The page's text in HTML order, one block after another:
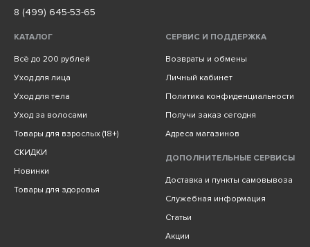
8 (499) 645-53-65
КАТАЛОГ
Всё до 200 рублей
Уход для лица
Уход для тела
Уход за волосами
Товары для взрослых (18+)
СКИДКИ
Новинки
Товары для здоровья
СЕРВИС И ПОДДЕРЖКА
Возвраты и обмены
Личный кабинет
Политика конфиденциальности
Получи заказ сегодня
Адреса магазинов
ДОПОЛНИТЕЛЬНЫЕ СЕРВИСЫ
Доставка и пункты самовывоза
Служебная информация
Статьи
Акции